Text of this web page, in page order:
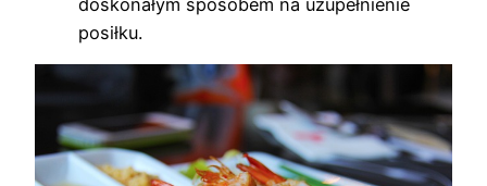
doskonałym sposobem na uzupełnienie
posiłku.